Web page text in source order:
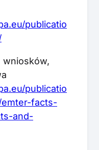
publicatio
wniosków,
publicatio
facts-
and-